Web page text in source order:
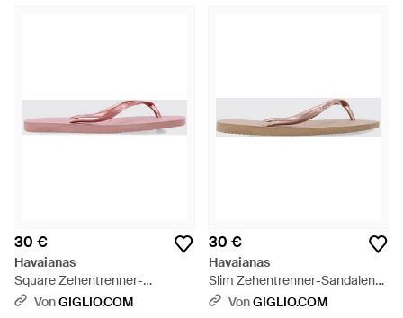
30 €
Havaianas
Square Zehentrenner-
Sandalen Von Aus Gummi Mit
VonGIGLIO.COM
30 €
Havaianas
Slim Zehentrenner-Sandalen
Aus Gummi Mit Niedrigem
VonGIGLIO.COM